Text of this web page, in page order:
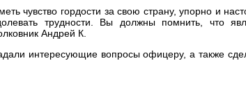
чувство гордости за свою страну, упорно и
трудности. Вы должны помнить, что
Андрей К.
интересующие вопросы офицеру, а также